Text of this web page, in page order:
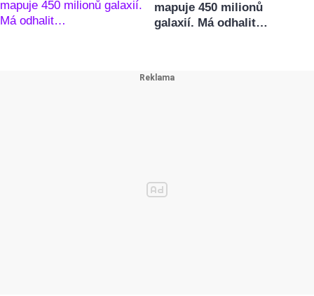
mapuje 450 milionů
galaxií. Má odhalit…